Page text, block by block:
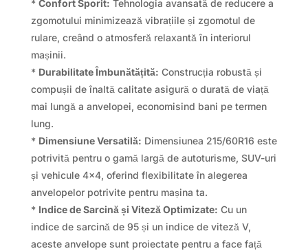
* Confort Sporit: Tehnologia avansată de reducere a
zgomotului minimizează vibrațiile și zgomotul de
rulare, creând o atmosferă relaxantă în interiorul
mașinii.
* Durabilitate Îmbunătățită: Construcția robustă și
compușii de înaltă calitate asigură o durată de viață
mai lungă a anvelopei, economisind bani pe termen
lung.
* Dimensiune Versatilă: Dimensiunea 215/60R16 este
potrivită pentru o gamă largă de autoturisme, SUV-uri
și vehicule 4×4, oferind flexibilitate în alegerea
anvelopelor potrivite pentru mașina ta.
* Indice de Sarcină și Viteză Optimizate: Cu un
indice de sarcină de 95 și un indice de viteză V,
aceste anvelope sunt proiectate pentru a face față